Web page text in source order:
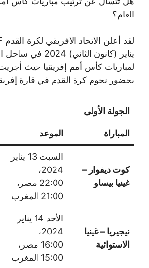
العام؟
يناير (كانون الثاني)
لمباريات كأس أمم إفريقيا حيث
بحضور نجوم كرة القدم في قارة
الجولة الأولى
المباراة الموعد
كوت ديفوار –
غينيا بيساو
السبت 13 يناير
2024،
22:00 مصر،
21:00 المغرب
نيجيريا – غينيا
الاستوائية
الأحد 14 يناير
2024،
16:00 مصر،
15:00 المغرب